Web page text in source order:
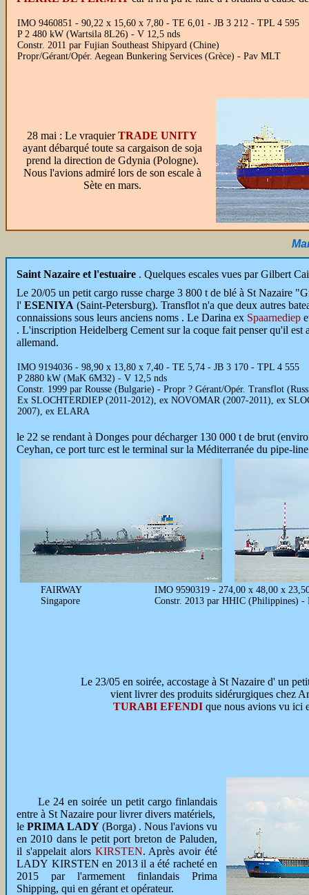
IMO 9460851 - 90,22 x 15,60 x 7,80 - TE 6,01 - JB 3 212 - TPL 4 595
P 2 480 kW (Wartsila 8L26) - V 12,5 nds
Constr. 2011 par Fujian Southeast Shipyard (Chine)
Propr/Gérant/Opér. Aegean Bunkering Services (Grèce) - Pav MLT
28 mai : Le vraquierTRADE UNITY
ayant débarqué toute sa cargaison de soja
prend la direction de Gdynia (Pologne).
Nous l'avions admiré lors de son escale à
Sète en mars.
Saint Nazaire et l'estuaire . Quelques escales vues par Gilbert
Le 20/05 un petit cargo russe charge 3 800 t de blé à St Nazaire
l' ESENIYA (Saint-Petersburg). Transflot n'a que deux autres
connaissions sous leurs anciens noms . Le Darina ex Spaarnediep
. L'inscription Heidelberg Cement sur la coque fait penser qu'il est
allemand.
IMO 9194036 - 98,90 x 13,80 x 7,40 - TE 5,74 - JB 3 170 - TPL 4 555
P 2880 kW (MaK 6M32) - V 12,5 nds
Constr. 1999 par Rousse (Bulgarie) - Propr ? Gérant/Opér. Transflot
Ex SLOCHTERDIEP (2011-2012), ex NOVOMAR (2007-2011), ex
2007), ex ELARA
le 22 se rendant à Donges pour décharger 130 000 t de brut
Ceyhan, ce port turc est le terminal sur la Méditerranée du pipe-
FAIRWAY
Singapore
IMO 9590319 - 274,00 x 48,00 x
Constr. 2013 par HHIC (Philippines) -
Le 23/05 en soirée, accostage à St Nazaire d' un
vient livrer des produits sidérurgiques chez
TURABI EFENDI que nous avions vu ici
Le 24 en soirée un petit cargo finlandais
entre à St Nazaire pour livrer divers matériels,
le PRIMA LADY (Borga) . Nous l'avions vu
en 2010 dans le petit port breton de Paluden,
il s'appelait alors KIRSTEN. Après avoir été
LADY KIRSTEN en 2013 il a été racheté en
2015 par l'armement finlandais Prima
Shipping, qui en gérant et opérateur.